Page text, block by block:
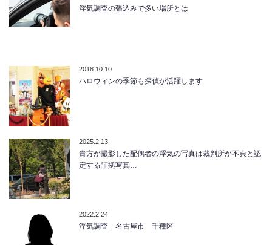
浮気調査の張込みで多い場所とは
2018.10.10
ハロウィンの季節も探偵が活躍します
2025.2.13
貴方が撮影した配偶者の浮気の写真は裁判所が不貞と認
定する証拠写真…
2022.2.24
浮気調査 名古屋市 千種区